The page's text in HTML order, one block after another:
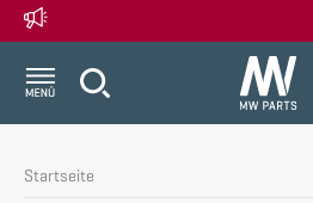
Startseite